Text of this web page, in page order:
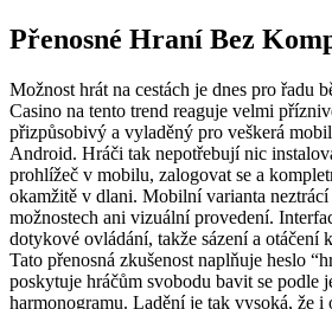
Přenosné Hraní Bez
Možnost hrát na cestách je dnes pro řadu
Casino na tento trend reaguje velmi
přizpůsobivý a vyladěný pro veškerá
Android. Hráči tak nepotřebují nic
prohlížeč v mobilu, zalogovat se a
okamžitě v dlani. Mobilní varianta neztrácí
možnostech ani vizuální provedení.
dotykové ovládání, takže sázení a otáčení
Tato přenosná zkušenost naplňuje heslo
poskytuje hráčům svobodu bavit se podle
harmonogramu. Ladění je tak vysoká, že i